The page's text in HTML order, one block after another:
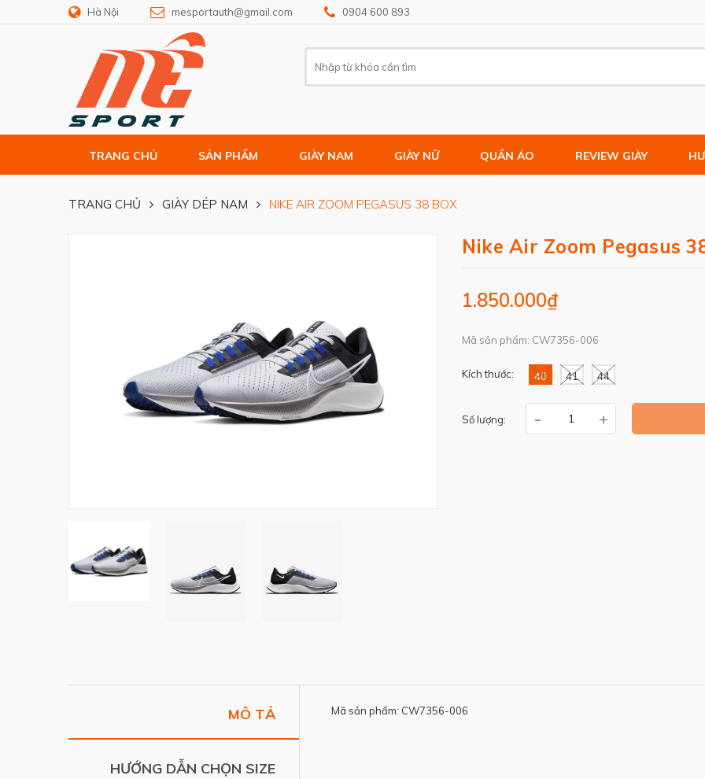
Hà Nội mesportauth@gmail.com 0904 600 893
TRANG CHỦ SẢN PHẨM GIÀY NAM GIÀY NỮ QUẦN ÁO REVIEW GIÀY
TRANG CHỦ GIÀY DÉP NAM NIKE AIR ZOOM PEGASUS 38 BOX
Nike Air Zoom Pegasus
1.850.000₫
Mã sản phẩm: CW7356-006
Kích thước: 40 41 44
Số lượng: - +
MÔ TẢ
HƯỚNG DẪN CHỌN SIZE
Mã sản phẩm: CW7356-006